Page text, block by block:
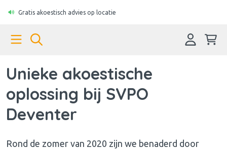
Gratis akoestisch advies op locatie
Unieke akoestische
oplossing bij SVPO
Deventer
Rond de zomer van 2020 zijn we benaderd door